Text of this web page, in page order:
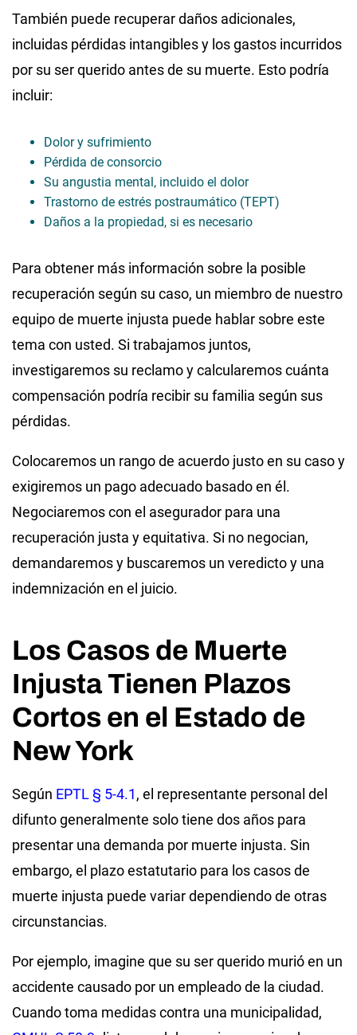
También puede recuperar daños adicionales,
incluidas pérdidas intangibles y los gastos incurridos
por su ser querido antes de su muerte. Esto podría
incluir:
Dolor y sufrimiento
Pérdida de consorcio
Su angustia mental, incluido el dolor
Trastorno de estrés postraumático (TEPT)
Daños a la propiedad, si es necesario
Para obtener más información sobre la posible
recuperación según su caso, un miembro de nuestro
equipo de muerte injusta puede hablar sobre este
tema con usted. Si trabajamos juntos,
investigaremos su reclamo y calcularemos cuánta
compensación podría recibir su familia según sus
pérdidas.
Colocaremos un rango de acuerdo justo en su caso y
exigiremos un pago adecuado basado en él.
Negociaremos con el asegurador para una
recuperación justa y equitativa. Si no negocian,
demandaremos y buscaremos un veredicto y una
indemnización en el juicio.
Los Casos de Muerte
Injusta Tienen Plazos
Cortos en el Estado de
New York
Según EPTL § 5-4.1, el representante personal del
difunto generalmente solo tiene dos años para
presentar una demanda por muerte injusta. Sin
embargo, el plazo estatutario para los casos de
muerte injusta puede variar dependiendo de otras
circunstancias.
Por ejemplo, imagine que su ser querido murió en un
accidente causado por un empleado de la ciudad.
Cuando toma medidas contra una municipalidad,